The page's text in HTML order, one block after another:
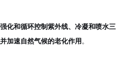
化和循环控制紫外线、冷凝和喷水三
加速自然气候的老化作用 。